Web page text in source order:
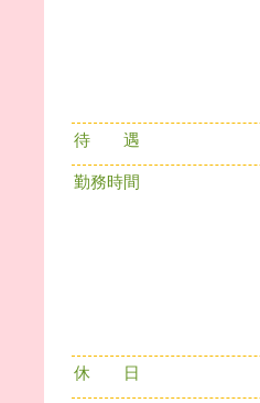
待 遇
勤務時間
休 日